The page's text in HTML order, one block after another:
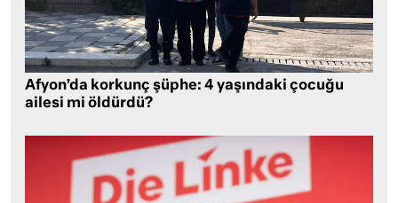
Afyon’da korkunç şüphe: 4 yaşındaki çocuğu
ailesi mi öldürdü?